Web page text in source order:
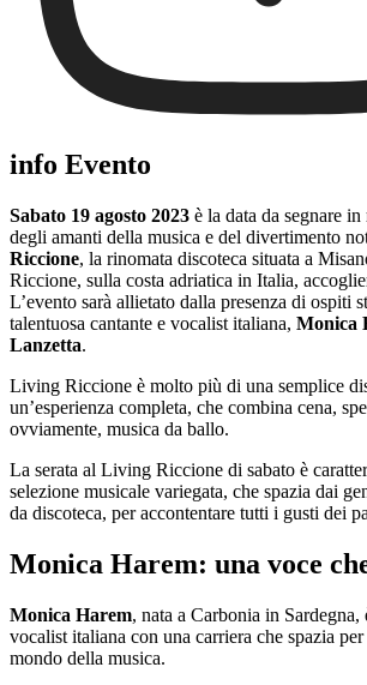
info Evento
Sabato 19 agosto 2023 è la data da segnare
degli amanti della musica e del divertimento
Riccione, la rinomata discoteca situata a
Riccione, sulla costa adriatica in Italia,
L’evento sarà allietato dalla presenza di ospiti
talentuosa cantante e vocalist italiana, Monica
Lanzetta.
Living Riccione è molto più di una semplice
un’esperienza completa, che combina cena,
ovviamente, musica da ballo.
La serata al Living Riccione di sabato è
selezione musicale variegata, che spazia dai
da discoteca, per accontentare tutti i gusti dei
Monica Harem: una voce
Monica Harem, nata a Carbonia in Sardegna,
vocalist italiana con una carriera che spazia
mondo della musica.